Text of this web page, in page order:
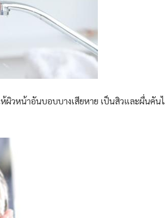
ห้ผิวหน้าอันบอบบางเสียหาย เป็นสิวและผื่นคั